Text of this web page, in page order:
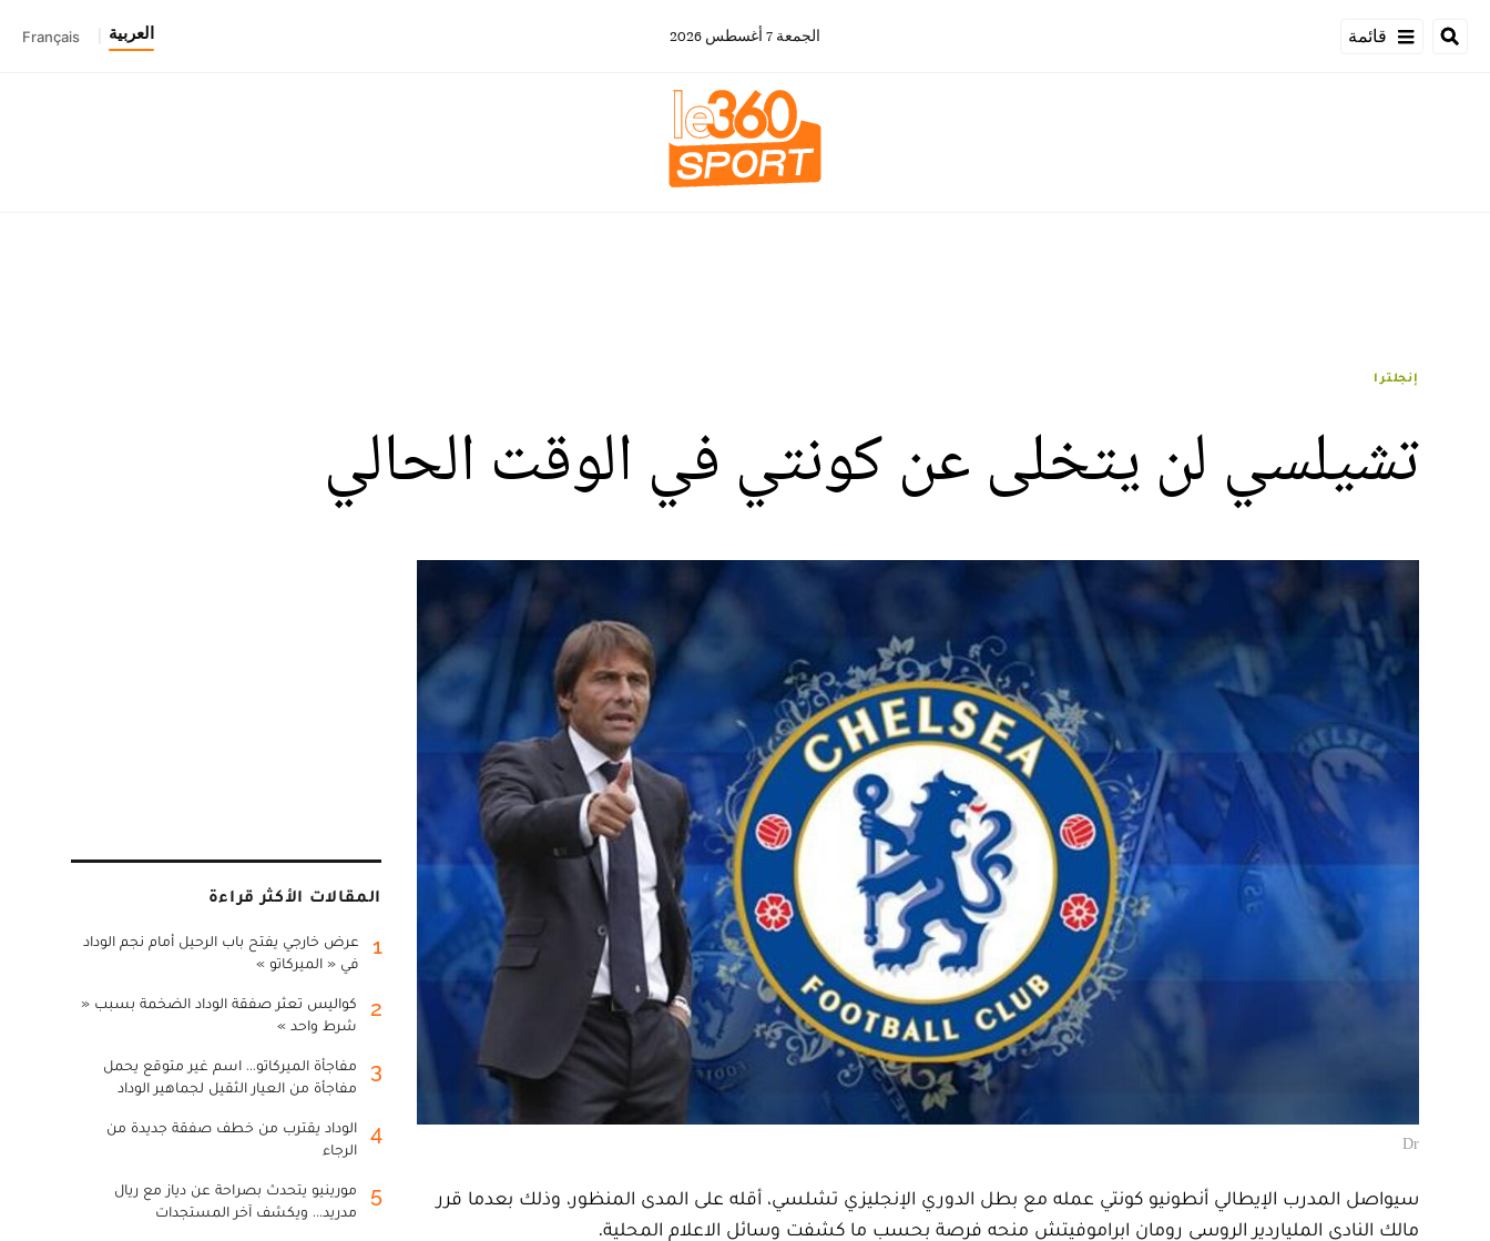
قائمة الجمعة 7 أغسطس 2026 العربية Français
إنجلترا
تشيلسي لن يتخلى عن كونتي في الوقت الحالي
Dr
سيواصل المدرب الإيطالي أنطونيو كونتي عمله مع بطل الدوري الإنجليزي تشلسي، أقله على المدى المنظور، وذلك بعدما قرر
مالك النادي الملياردير الروسي رومان ابراموفيتش منحه فرصة بحسب ما كشفت وسائل الاعلام المحلية.
المقالات الأكثر قراءة
1
عرض خارجي يفتح باب الرحيل أمام نجم الوداد
في « الميركاتو »
2
كواليس تعثر صفقة الوداد الضخمة بسبب «
شرط واحد »
3
مفاجأة الميركاتو... اسم غير متوقع يحمل
مفاجأة من العيار الثقيل لجماهير الوداد
4
الوداد يقترب من خطف صفقة جديدة من
الرجاء
5
مورينيو يتحدث بصراحة عن دياز مع ريال
مدريد... ويكشف آخر المستجدات